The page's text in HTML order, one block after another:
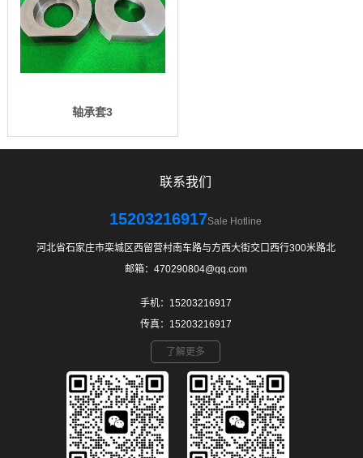
轴承套3
联系我们
15203216917Sale Hotline
河北省石家庄市栾城区西留营村南车路与方西大街交口西行300米路北
邮箱：470290804@qq.com
手机：15203216917
传真：15203216917
了解更多